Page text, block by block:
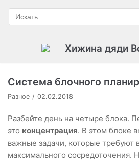
Перейти
к
Хижина дяди
Система блочного
Разное 02.02.2018
Разбейте день на четыре блока.
это концентрация. В этом блоке
важные задачи, которые требуют
максимального сосредоточения.